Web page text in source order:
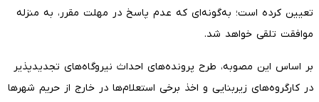
تعیین کرده است؛ به‌گونه‌ای که عدم پاسخ در مهلت مقرر، به منزله
موافقت تلقی خواهد شد.
بر اساس این مصوبه، طرح پرونده‌های احداث نیروگاه‌های تجدیدپذیر
در کارگروه‌های زیربنایی و اخذ برخی استعلام‌ها در خارج از حریم شهرها